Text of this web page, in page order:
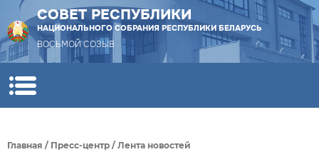
СОВЕТ РЕСПУБЛИКИ
НАЦИОНАЛЬНОГО СОБРАНИЯ РЕСПУБЛИКИ БЕЛАРУСЬ
ВОСЬМОЙ СОЗЫВ
Главная / Пресс-центр / Лента новостей